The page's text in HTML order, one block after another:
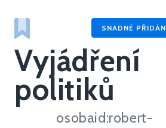
SNADNÉ
Vyjádření
politiků
osobaid:robert-